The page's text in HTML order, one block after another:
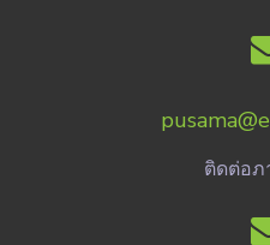
ติดต่อภ